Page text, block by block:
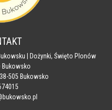
| Dożynki, Święto Plonów
Bukowsko
505 Bukowsko